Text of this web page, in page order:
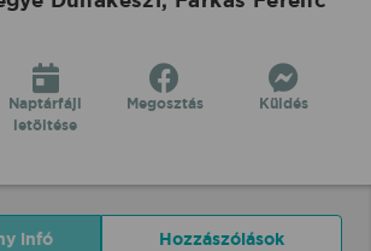
Naptárfájl
letöltése
Megosztás Küldés
infó Hozzászólások